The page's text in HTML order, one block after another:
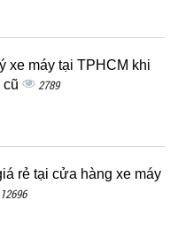
xe máy tại TPHCM khi
cũ
2789
rẻ tại cửa hàng xe máy
12696